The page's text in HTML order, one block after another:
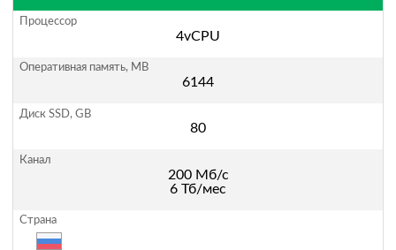
4vCPU
6144
80
200 Мб/с
6 Тб/мес